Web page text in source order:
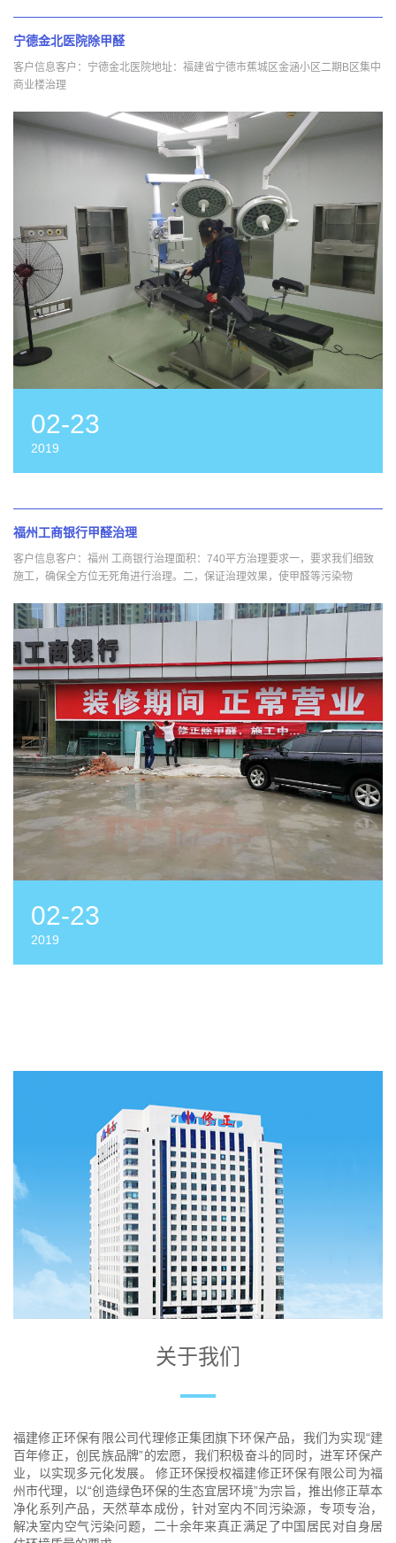
宁德金北医院除甲醛
客户信息客户：宁德金北医院地址：福建省宁德市蕉城区金涵小区二期B区集中
商业楼治理
02-23
2019
福州工商银行甲醛治理
客户信息客户：福州 工商银行治理面积：740平方治理要求一，要求我们细致
施工，确保全方位无死角进行治理。二，保证治理效果，使甲醛等污染物
02-23
2019
关于我们
福建修正环保有限公司代理修正集团旗下环保产品，我们为实现“建
百年修正，创民族品牌”的宏愿，我们积极奋斗的同时，进军环保产
业，以实现多元化发展。 修正环保授权福建修正环保有限公司为福
州市代理，以“创造绿色环保的生态宜居环境”为宗旨，推出修正草本
净化系列产品，天然草本成份，针对室内不同污染源，专项专治，
解决室内空气污染问题，二十余年来真正满足了中国居民对自身居